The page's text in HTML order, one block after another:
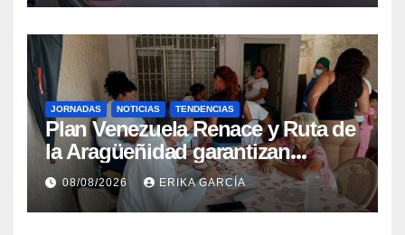
JORNADAS NOTICIAS TENDENCIAS
Plan Venezuela Renace y Ruta de
la Aragüeñidad garantizan
atención médica integral en
Aragua
08/08/2026 ERIKA GARCÍA